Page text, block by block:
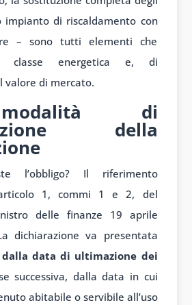
impianto di riscaldamento con
– sono tutti elementi che
classe energetica e, di
valore di mercato.
di
della
l’obbligo? Il riferimento
1, commi 1 e 2, del
delle finanze 19 aprile
dichiarazione va presentata
data di ultimazione dei
successiva, dalla data in cui
abitabile o servibile all’uso